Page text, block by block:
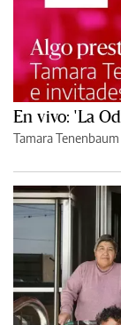
En vivo: 'La
Tamara Tenenbaum